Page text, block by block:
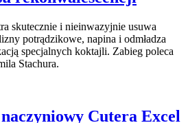
skutecznie i nieinwazyjnie usuwa
potrądzikowe, napina i odmładza
specjalnych koktajli. Zabieg poleca
Stachura.
Cutera Excel